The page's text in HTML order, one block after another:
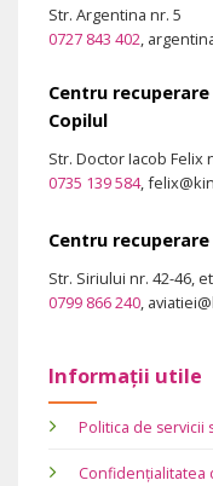
Str. Argentina nr. 5
0727 843 402,
Centru
Copilul
Str. Doctor Iacob Felix
0735 139 584,
Centru
Str. Siriului nr. 42-46,
0799 866 240,
Informații utile
Politica de servicii
Confidențialitatea